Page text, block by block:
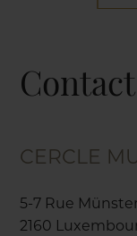
Contact
CERCLE
5-7 Rue
2160